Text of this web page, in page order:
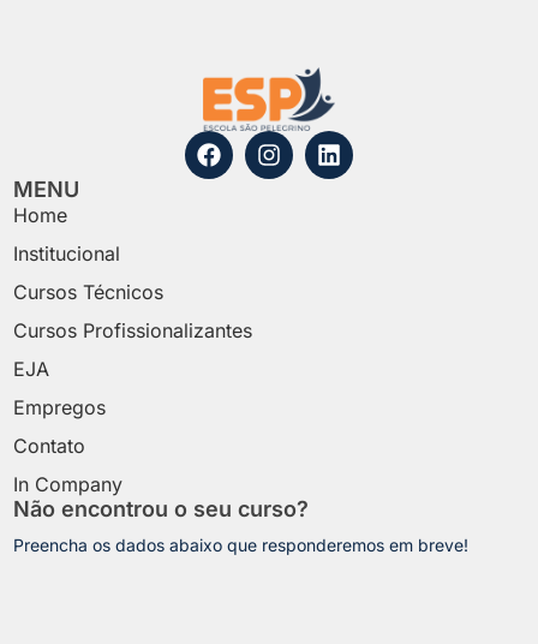
MENU
Home
Institucional
Cursos Técnicos
Cursos Profissionalizantes
EJA
Empregos
Contato
In Company
Não encontrou o seu curso?
Preencha os dados abaixo que responderemos em breve!